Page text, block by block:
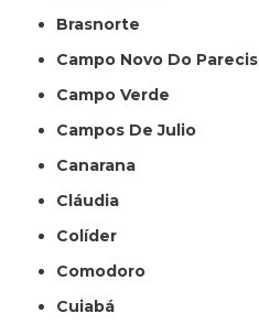
Brasnorte
Campo Novo Do Parecis
Campo Verde
Campos De Julio
Canarana
Cláudia
Colíder
Comodoro
Cuiabá